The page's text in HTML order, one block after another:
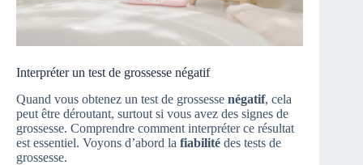
Interpréter un test de grossesse négatif
Quand vous obtenez un test de grossesse négatif, cela
peut être déroutant, surtout si vous avez des signes de
grossesse. Comprendre comment interpréter ce résultat
est essentiel. Voyons d’abord la fiabilité des tests de
grossesse.